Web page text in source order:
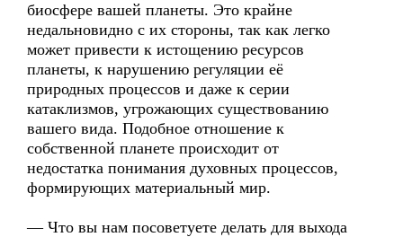
биосфере вашей планеты. Это крайне
недальновидно с их стороны, так как легко
может привести к истощению ресурсов
планеты, к нарушению регуляции её
природных процессов и даже к серии
катаклизмов, угрожающих существованию
вашего вида. Подобное отношение к
собственной планете происходит от
недостатка понимания духовных процессов,
формирующих материальный мир.
— Что вы нам посоветуете делать для выхода